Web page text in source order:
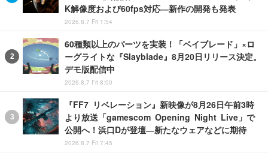
K解像度および60fps対応―新作の開発も発表
2026.8.7 Fri 1:54
60種類以上のパーツを実装！「ベイブレード」×ロ
ーグライトな『Slayblade』8月20日リリース決定。
デモ版配信中
2026.8.7 Fri 8:00
『FF7 リベレーション』新映像が8月26日午前3時
より放送「gamescom Opening Night Live」で
公開へ！浜口Dが登壇―新たなウェアなどに期待
2026.8.7 Fri 7:45